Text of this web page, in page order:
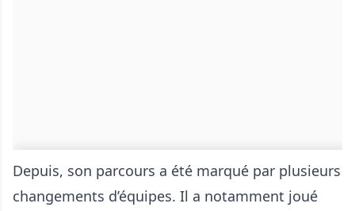
Depuis, son parcours a été marqué par plusieurs
changements d’équipes. Il a notamment joué